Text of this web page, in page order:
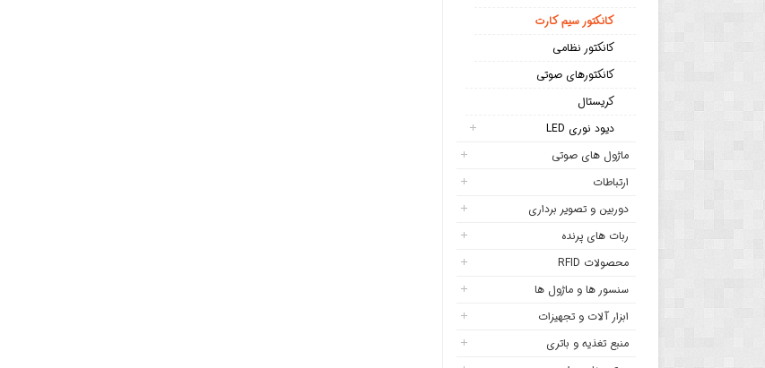
کانکتور سیم کارت
کانکتور نظامی
کانکتورهای صوتی
کریستال
دیود نوری LED
ماژول های صوتی
ارتباطات
دوربین و تصویر برداری
ربات های پرنده
محصولات RFID
سنسور ها و ماژول ها
ابزار آلات و تجهیزات
منبع تغذیه و باتری